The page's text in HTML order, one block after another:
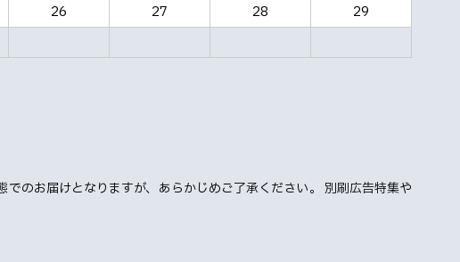
26 27 28
29
のお届けとなりますが、あらかじめご了承ください。 別刷広告特集や